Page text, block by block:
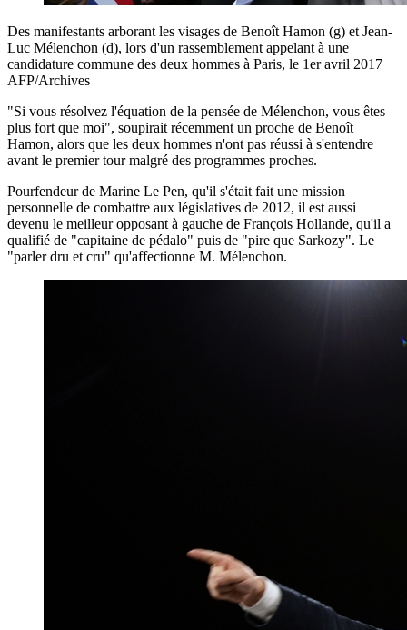
Des manifestants arborant les visages de Benoît Hamon (g) et Jean-
Luc Mélenchon (d), lors d'un rassemblement appelant à une
candidature commune des deux hommes à Paris, le 1er avril 2017
AFP/Archives
"Si vous résolvez l'équation de la pensée de Mélenchon, vous êtes
plus fort que moi", soupirait récemment un proche de Benoît
Hamon, alors que les deux hommes n'ont pas réussi à s'entendre
avant le premier tour malgré des programmes proches.
Pourfendeur de Marine Le Pen, qu'il s'était fait une mission
personnelle de combattre aux législatives de 2012, il est aussi
devenu le meilleur opposant à gauche de François Hollande, qu'il a
qualifié de "capitaine de pédalo" puis de "pire que Sarkozy". Le
"parler dru et cru" qu'affectionne M. Mélenchon.